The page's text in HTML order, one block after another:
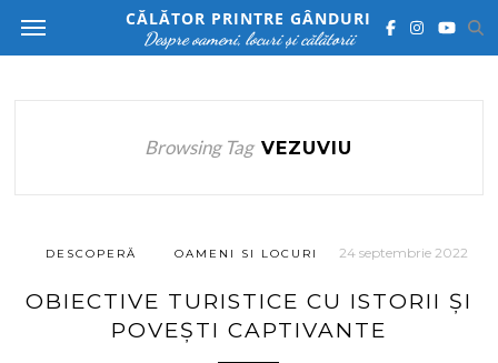
CĂLĂTOR PRINTRE GÂNDURI
Despre oameni, locuri și călătorii
Browsing Tag VEZUVIU
DESCOPERĂ OAMENI SI LOCURI 24 septembrie 2022
OBIECTIVE TURISTICE CU ISTORII ȘI
POVEȘTI CAPTIVANTE